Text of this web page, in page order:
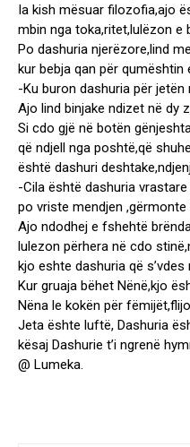
Ia kish mësuar filozofia,ajo
mbin nga toka,ritet,lulëzon e
Po dashuria njerëzore,lind
kur bebja qan për qumështin
-Ku buron dashuria për
Ajo lind binjake ndizet në dy
Si cdo gjë në botën
që ndjell nga poshtë,që
është dashuri
-Cila është dashuria
po vriste mendjen
Ajo ndodhej e fshehtë
lulezon përhera në cdo
kjo eshte dashuria që
Kur gruaja bëhet Nënë,kjo
Nëna le kokën për
Jeta ështe luftë, Dashuria
kësaj Dashurie t’i ngrenë
@ Lumeka.